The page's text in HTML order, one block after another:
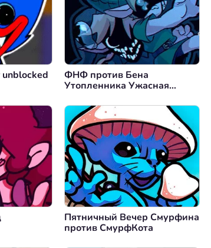
unblocked
ФНФ против Бена
Утопленника Ужасная
Пятничный Вечер Смурфина
против СмурфКота